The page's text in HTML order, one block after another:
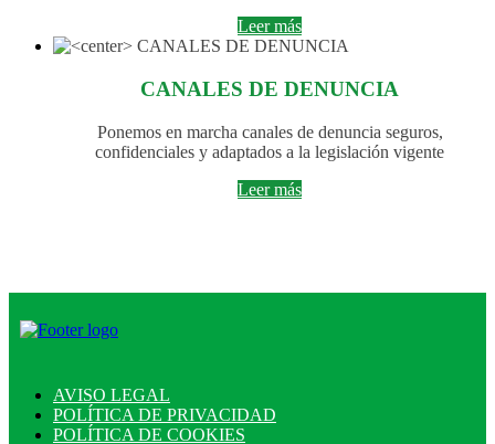
Leer más
CANALES DE DENUNCIA
Ponemos en marcha canales de denuncia seguros,
confidenciales y adaptados a la legislación vigente
Leer más
AVISO LEGAL
POLÍTICA DE PRIVACIDAD
POLÍTICA DE COOKIES